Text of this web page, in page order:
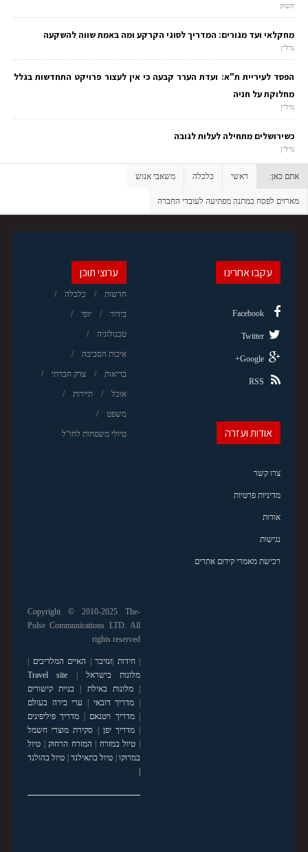
השוק
מחקלאי ועד מגורים: המדריך לסוגי הקרקע ומה באמת שווה להשקעה
נדל"ן
הפסד לעיריית ת"א: ועדת הערר קבעה כי אין לעצור פרויקט התחדשות בגלל
מחלוקת על חניה
נדל"ן
כשירושלים מתחילה לעלות לגובה
נדל"ן
אתם כאן: ראשי כלכלה משאבי אנוש
מארזים לפסח כמתנה מפתיעה לעובדי החברה
ערוצי תוכן
חדשות כלכלה
בידור יופי
טכנולוגיה
איכות הסביבה
בריאות צדק חברתי
אוכל תיירות
משפט
טיולי משפחות לחו"ל
עקבו אחרינו
Facebook
Twitter
Google+
RSS
אודות ועזרה
צרו קשר
מדיניות פרטיות
אודות
נגישות
רכישת מאמרי קידום אתרים
Copyright © 2010-2025 The-
Pulse Communications LTD. All
rights reserved
|חידות זנזיבר האיים המלדיבים
מלונות בישראל
Travel site
|מלונות באילת
בניית קישורים
מדריך דובאי
ערי בירה בעולם
|מדריך ויטנאם
מדריך פיליפינים
|מדריך יפן
סקירת מוצרי חשמל
טיול במזרח המזרח הרחוק| טיול
במרוקו| טיול בתאילנד| טיול בהולנד